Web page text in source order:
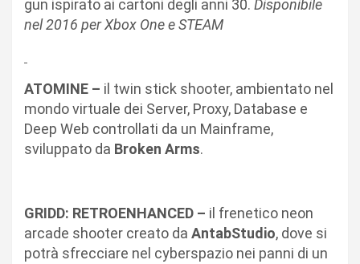
gun ispirato ai cartoni degli anni 30. Disponibile
nel 2016 per Xbox One e STEAM
ATOMINE – il twin stick shooter, ambientato nel
mondo virtuale dei Server, Proxy, Database e
Deep Web controllati da un Mainframe,
sviluppato da Broken Arms.
GRIDD: RETROENHANCED – il frenetico neon
arcade shooter creato da AntabStudio, dove si
potrà sfrecciare nel cyberspazio nei panni di un